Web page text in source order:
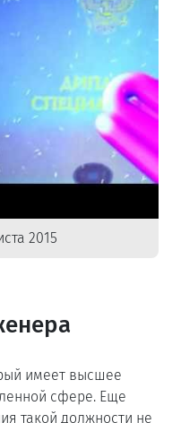
2015
имеет высшее
сфере. Еще
такой должности не